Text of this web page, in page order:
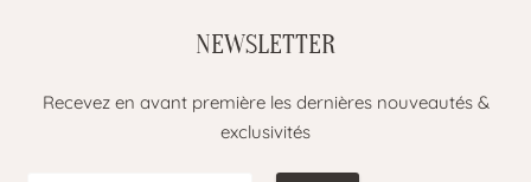
NEWSLETTER
Recevez en avant première les dernières nouveautés &
exclusivités